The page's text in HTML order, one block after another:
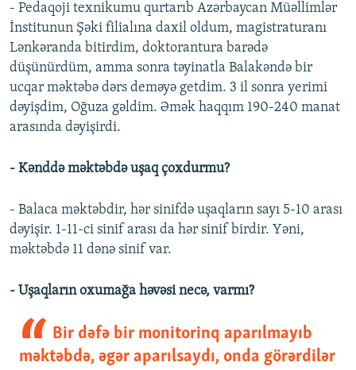
- Pedaqoji texnikumu qurtarıb Azərbaycan Müəllimlər
İnstitunun Şəki filialına daxil oldum, magistraturanı
Lənkəranda bitirdim, doktorantura barədə
düşünürdüm, amma sonra təyinatla Balakəndə bir
ucqar məktəbə dərs deməyə getdim. 3 il sonra yerimi
dəyişdim, Oğuza gəldim. Əmək haqqım 190-240 manat
arasında dəyişirdi.
- Kənddə məktəbdə uşaq çoxdurmu?
- Balaca məktəbdir, hər sinifdə uşaqların sayı 5-10 arası
dəyişir. 1-11-ci sinif arası da hər sinif birdir. Yəni,
məktəbdə 11 dənə sinif var.
- Uşaqların oxumağa həvəsi necə, varmı?
Bir dəfə bir monitorinq aparılmayıb
məktəbdə, əgər aparılsaydı, onda görərdilər